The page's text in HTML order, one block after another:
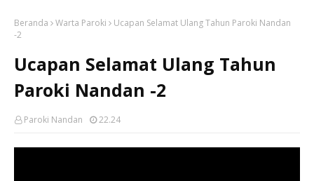
Beranda Warta Paroki
Ucapan Selamat Ulang Tahun Paroki Nandan
-2
Ucapan Selamat Ulang Tahun
Paroki Nandan -2
Paroki Nandan 22.24